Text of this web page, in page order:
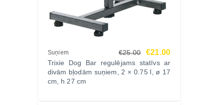
Suņiem €25.00 €21.00
Trixie Dog Bar regulējams statīvs ar
divām bļodām suņiem, 2 × 0.75 l, ø 17
cm, h 27 cm